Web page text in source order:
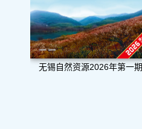
无锡自然资源2026年第一期